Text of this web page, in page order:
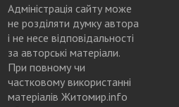
Адміністрація сайту може
не розділяти думку автора
і не несе відповідальності
за авторські матеріали.
При повному чи
частковому використанні
матеріалів Житомир.info